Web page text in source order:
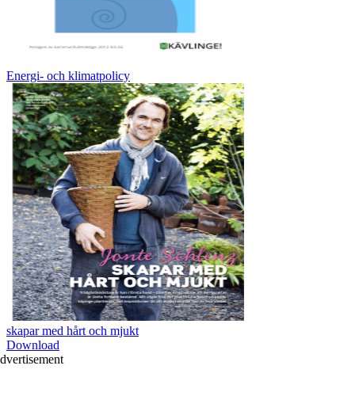
Energi- och klimatpolicy
skapar med hårt och mjukt
Download